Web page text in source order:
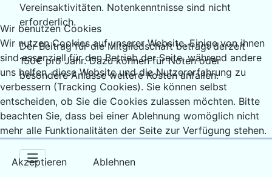
Vereinsaktivitäten. Notenkenntnisse sind nicht
erforderlich.
Der Beitrag für die Mitgliedschaft beträgt derzeit
150€ pro Jahr. Dazu können für Noten oder
besondere Anlässe weitere Kosten anfallen.
Wir benutzen Cookies
Wir nutzen Cookies auf unserer Website. Einige von ihnen
sind essenziell für den Betrieb der Seite, während andere
uns helfen, diese Website und die Nutzererfahrung zu
verbessern (Tracking Cookies). Sie können selbst
entscheiden, ob Sie die Cookies zulassen möchten. Bitte
beachten Sie, dass bei einer Ablehnung womöglich nicht
mehr alle Funktionalitäten der Seite zur Verfügung stehen.
Akzeptieren Ablehnen